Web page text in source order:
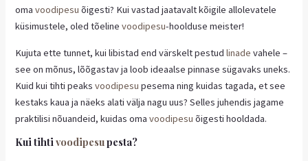
omavoodipesu õigesti? Kui vastad jaatavalt kõigile allolevatele
küsimustele, oled tõelinevoodipesu-hoolduse meister!
Kujuta ette tunnet, kui libistad end värskelt pestudlinade vahele –
see on mõnus, lõõgastav ja loob ideaalse pinnase sügavaks uneks.
Kuid kui tihti peaksvoodipesu pesema ning kuidas tagada, et see
kestaks kaua ja näeks alati välja nagu uus? Selles juhendis jagame
praktilisi nõuandeid, kuidas omavoodipesu õigesti hooldada.
Kui tihtivoodipesupesta?